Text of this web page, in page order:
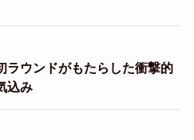
ラウンドがもたらした衝撃的
込み